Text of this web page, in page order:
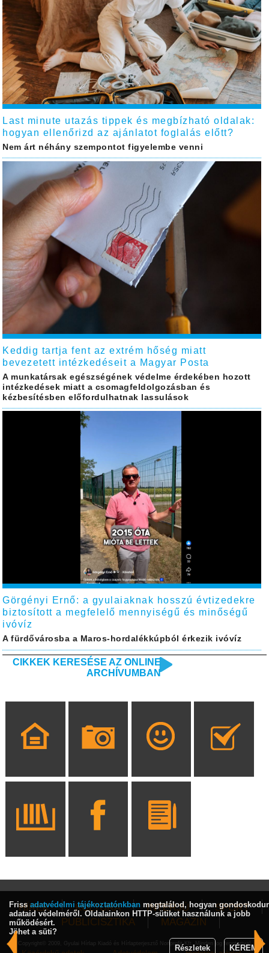
Last minute utazás tippek és megbízható oldalak:
hogyan ellenőrizd az ajánlatot foglalás előtt?
Nem árt néhány szempontot figyelembe venni
Keddig tartja fent az extrém hőség miatt
bevezetett intézkedéseit a Magyar Posta
A munkatársak egészségének védelme érdekében hozott
intézkedések miatt a csomagfeldolgozásban és
kézbesítésben előfordulhatnak lassulások
Görgényi Ernő: a gyulaiaknak hosszú évtizedekre
biztosított a megfelelő mennyiségű és minőségű
ivóvíz
A fürdővárosba a Maros-hordalékkúpból érkezik ivóvíz
CIKKEK KERESÉSE AZ ONLINE
ARCHÍVUMBAN
HÍREK KULTÚRA INTERJÚ
SPORT
PUBLICISZTIKA
MAGAZIN
Copyright© 2009, Gyulai Hírlap Kiadó és Hírlapterjesztő Nonprofit Kft. Minden jog fenntartva!
Friss adatvédelmi tájékoztatónkban megtalálod, hogyan
adataid védelméről. Oldalainkon HTTP-sütiket használunk a jobb
működésért.
Jöhet a süti?
Részletek
KÉREM